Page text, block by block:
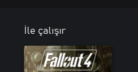
İle çalışır